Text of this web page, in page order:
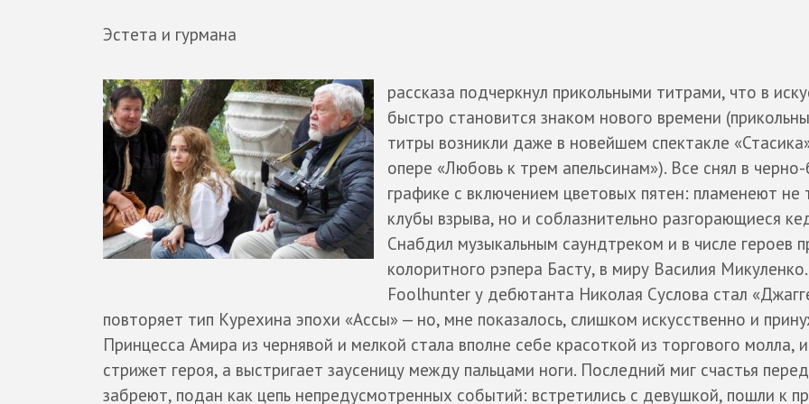
Эстета и гурмана
рассказа подчеркнул прикольными титрами, что в
быстро становится знаком нового времени
титры возникли даже в новейшем спектакле
опере «Любовь к трем апельсинам»). Все снял в
графике с включением цветовых пятен: пламенеют не
клубы взрыва, но и соблазнительно разгорающиеся
Снабдил музыкальным саундтреком и в числе героев
колоритного рэпера Басту, в миру Василия Микуленко.
Foolhunter у дебютанта Николая Суслова стал
повторяет тип Курехина эпохи «Ассы» — но, мне показалось, слишком искусственно и
Принцесса Амира из чернявой и мелкой стала вполне себе красоткой из торгового молла,
стрижет героя, а выстригает заусеницу между пальцами ноги. Последний миг счастья
забреют, подан как цепь непредусмотренных событий: встретились с девушкой, пошли к